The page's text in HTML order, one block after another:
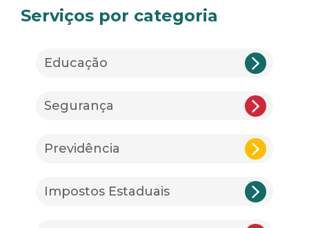
Serviços por categoria
Educação
Segurança
Previdência
Impostos Estaduais